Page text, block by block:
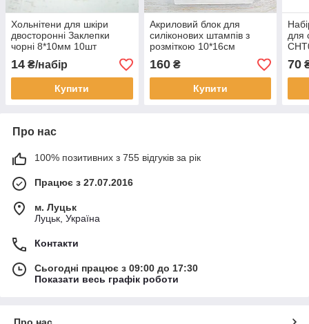
Хольнітени для шкіри
двосторонні Заклепки
чорні 8*10мм 10шт
(CHL007)
14 ₴/набір
Купити
Акриловий блок для
силіконових штампів з
розміткою 10*16см
AKB003
160₴
Купити
для
70
Про нас
100% позитивних з 755 відгуків за рік
Працює з 27.07.2016
м. Луцьк
Луцьк, Україна
Контакти
Сьогодні працює з 09:00 до 17:30
Показати весь графік роботи